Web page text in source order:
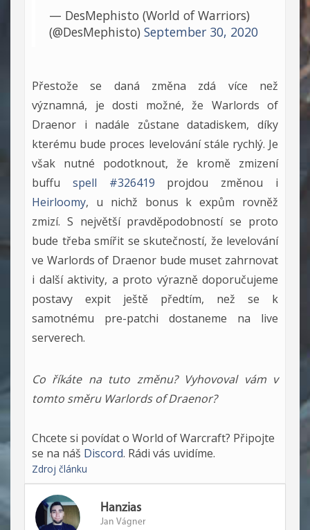
— DesMephisto (World of Warriors)
(@DesMephisto) September 30, 2020
Přestože se daná změna zdá více než
významná, je dosti možné, že Warlords of
Draenor i nadále zůstane datadiskem, díky
kterému bude proces levelování stále rychlý. Je
však nutné podotknout, že kromě zmizení
buffu spell #326419 projdou změnou i
Heirloomy, u nichž bonus k expům rovněž
zmizí. S největší pravděpodobností se proto
bude třeba smířit se skutečností, že levelování
ve Warlords of Draenor bude muset zahrnovat
i další aktivity, a proto výrazně doporučujeme
postavy expit ještě předtím, než se k
samotnému pre-patchi dostaneme na live
serverech.
Co říkáte na tuto změnu? Vyhovoval vám v
tomto směru Warlords of Draenor?
Chcete si povídat o World of Warcraft? Připojte
se na náš Discord. Rádi vás uvidíme.
Zdroj článku
Hanzias
Jan Vágner